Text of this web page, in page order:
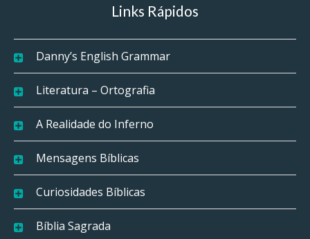
Links Rápidos
Danny’s English Grammar
Literatura – Ortografia
A Realidade do Inferno
Mensagens Bíblicas
Curiosidades Bíblicas
Bíblia Sagrada